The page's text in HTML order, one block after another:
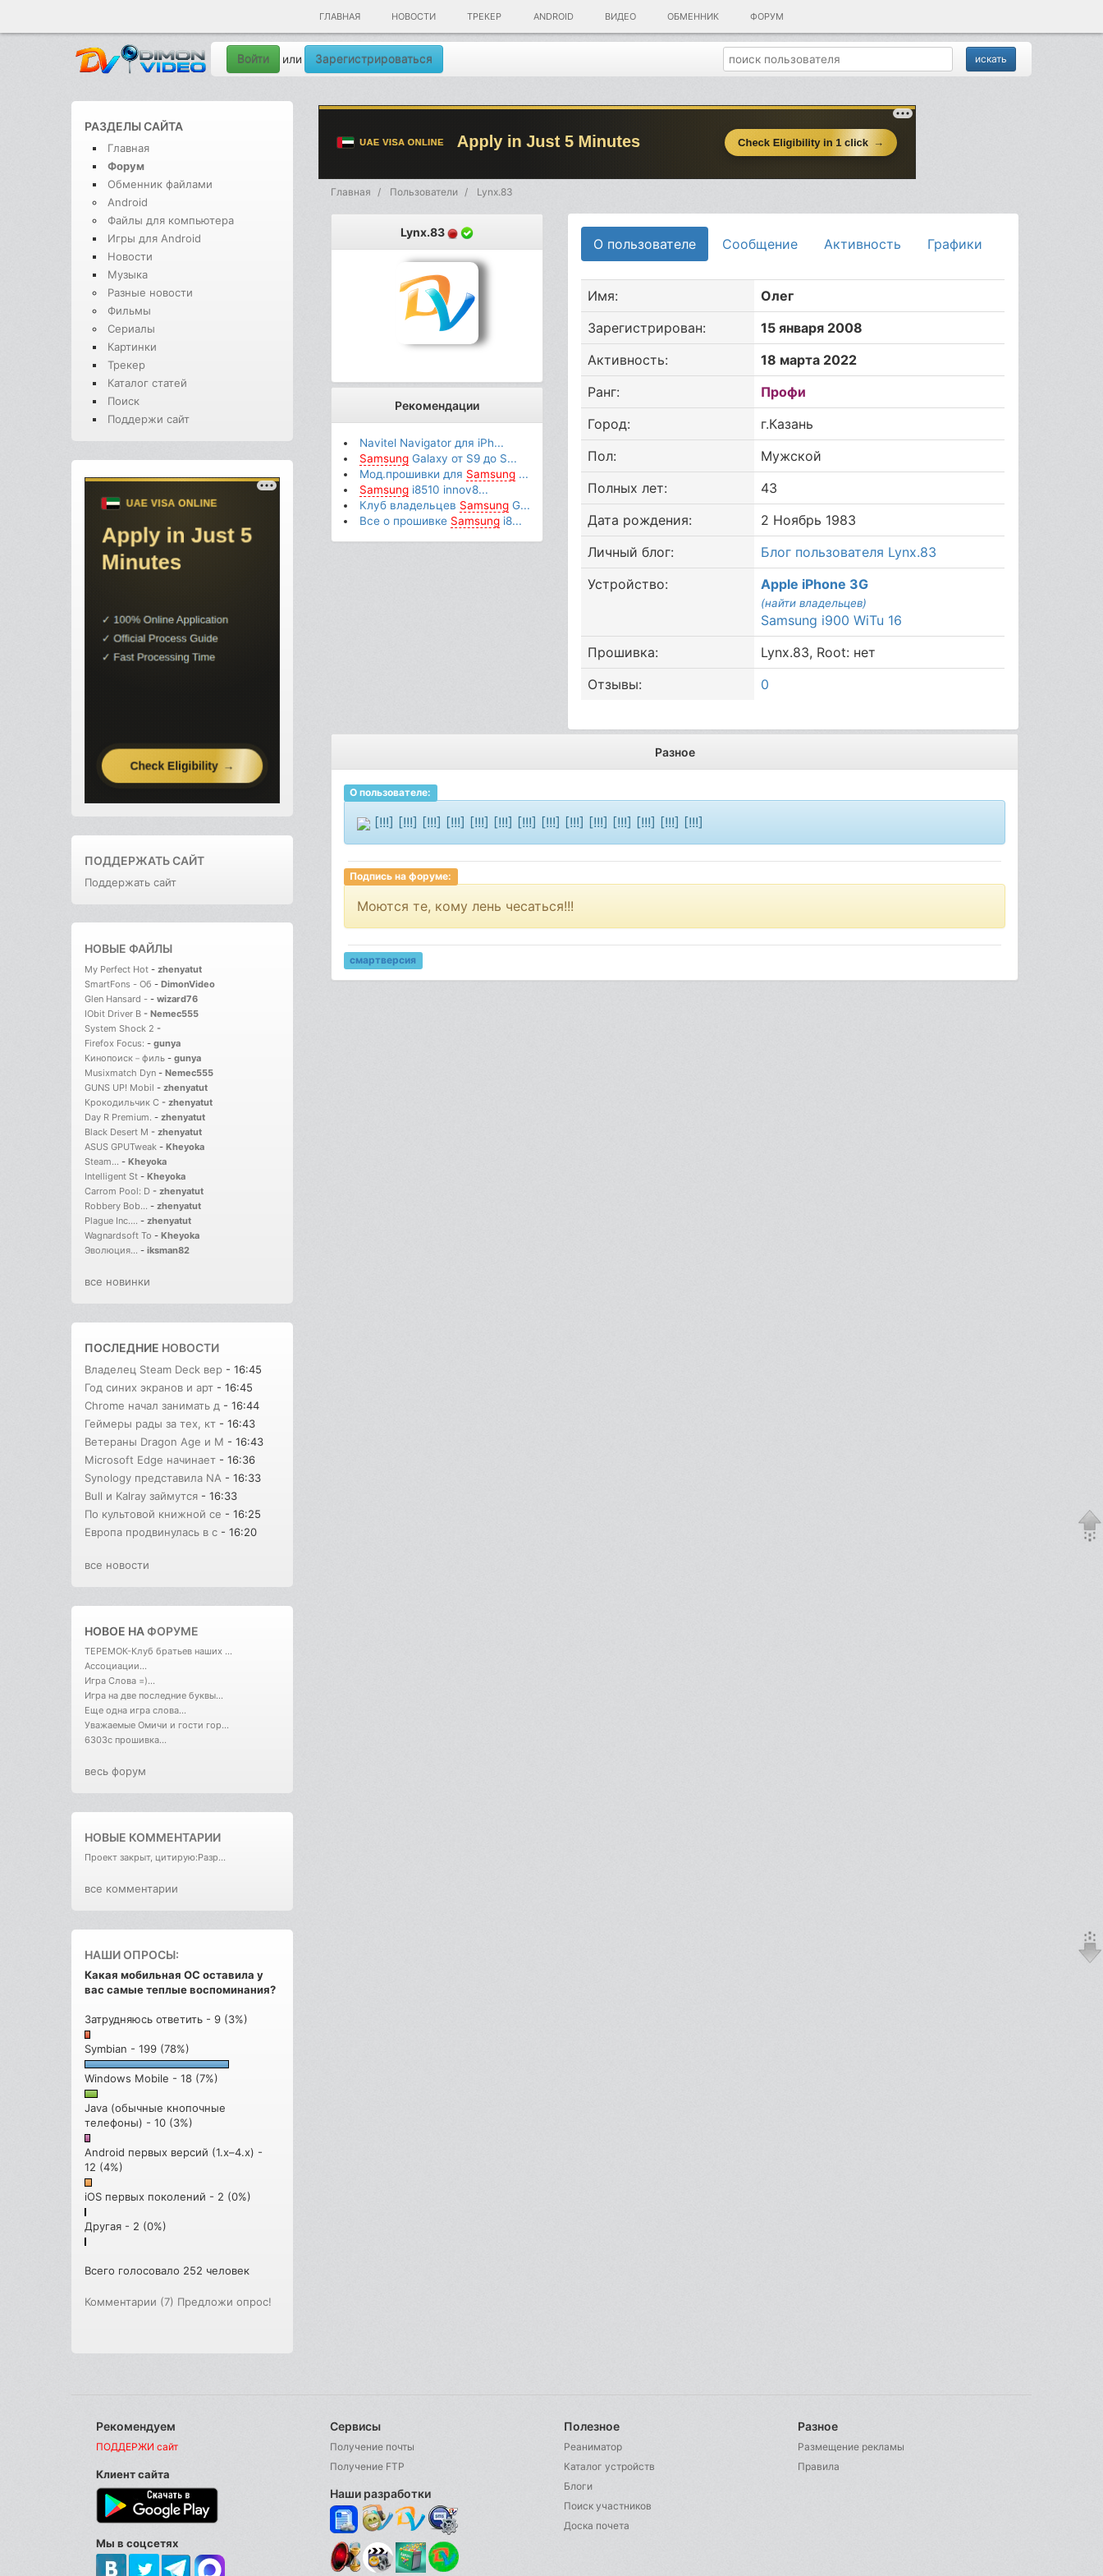
ГЛАВНАЯ НОВОСТИ ТРЕКЕР ANDROID ВИДЕО ОБМЕННИК ФОРУМ
Войти или Зарегистрироваться
РАЗДЕЛЫ САЙТА
Главная
Форум
Обменник файлами
Android
Файлы для компьютера
Игры для Android
Новости
Музыка
Разные новости
Фильмы
Сериалы
Картинки
Трекер
Каталог статей
Поиск
Поддержи сайт
ПОДДЕРЖАТЬ САЙТ
Поддержать сайт
НОВЫЕ ФАЙЛЫ
My Perfect Hot - zhenyatut
SmartFons - Об - DimonVideo
Glen Hansard - - wizard76
IObit Driver B - Nemec555
System Shock 2 -
Firefox Focus: - gunya
Кинопоиск－филь - gunya
Musixmatch Dyn - Nemec555
GUNS UP! Mobil - zhenyatut
Крокодильчик С - zhenyatut
Day R Premium. - zhenyatut
Black Desert M - zhenyatut
ASUS GPUTweak - Kheyoka
Steam... - Kheyoka
Intelligent St - Kheyoka
Carrom Pool: D - zhenyatut
Robbery Bob... - zhenyatut
Plague Inc.... - zhenyatut
Wagnardsoft To - Kheyoka
Эволюция... - iksman82
все новинки
ПОСЛЕДНИЕ НОВОСТИ
Владелец Steam Deck вер - 16:45
Год синих экранов и арт - 16:45
Chrome начал занимать д - 16:44
Геймеры рады за тех, кт - 16:43
Ветераны Dragon Age и M - 16:43
Microsoft Edge начинает - 16:36
Synology представила NA - 16:33
Bull и Kalray займутся - 16:33
По культовой книжной се - 16:25
Европа продвинулась в с - 16:20
все новости
НОВОЕ НАФОРУМЕ
ТЕРЕМОК-Клуб братьев наших ...
Ассоциации...
Игра Слова =)...
Игра на две последние буквы...
Еще одна игра слова...
Уважаемые Омичи и гости гор...
6303с прошивка...
весь форум
НОВЫЕ КОММЕНТАРИИ
Проект закрыт, цитирую:Разр...
все комментарии
НАШИ ОПРОСЫ:
Какая мобильная ОС оставила у
вас самые теплые воспоминания?
Затрудняюсь ответить - 9 (3%)
Symbian - 199 (78%)
Windows Mobile - 18 (7%)
Java (обычные кнопочные
телефоны) - 10 (3%)
Android первых версий (1.x–4.x) -
12 (4%)
iOS первых поколений - 2 (0%)
Другая - 2 (0%)
Всего голосовало 252 человек
Комментарии (7) Предложи опрос!
Главная Пользователи Lynx.83
Lynx.83
Рекомендации
Navitel Navigator для iPh...
SamsungGalaxy от S9 до S...
Мод.прошивки для Samsung...
Samsungi8510 innov8...
Клуб владельцев SamsungG...
Все о прошивке Samsungi8...
О пользователе Сообщение Активность Графики
Имя:
Олег
Зарегистрирован:
15 января 2008
Активность:
18 марта 2022
Ранг:
Профи
Город:
г.Казань
Пол:
Мужской
Полных лет:
43
Дата рождения:
2 Ноябрь 1983
Личный блог:
Блог пользователя Lynx.83
Устройство:
Apple iPhone 3G
(найти владельцев)
Samsung i900 WiTu 16
Прошивка:
Lynx.83, Root: нет
Отзывы:
0
Разное
О пользователе:
[!!!] [!!!] [!!!] [!!!] [!!!] [!!!] [!!!] [!!!] [!!!] [!!!] [!!!] [!!!] [!!!] [!!!]
Подпись на форуме:
Моются те, кому лень чесаться!!!
смартверсия
Рекомендуем
ПОДДЕРЖИ сайт
Клиент сайта
Мы в соцсетях
Сервисы
Получение почты
Получение FTP
Наши разработки
Полезное
Реаниматор
Каталог устройств
Блоги
Поиск участников
Доска почета
Разное
Размещение рекламы
Правила